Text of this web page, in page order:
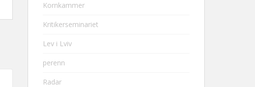
Kornkammer
Kritikerseminariet
Lev i Lviv
perenn
Radar